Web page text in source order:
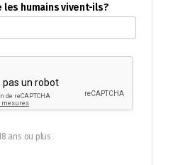
humains vivent-ils?
ans ou plus